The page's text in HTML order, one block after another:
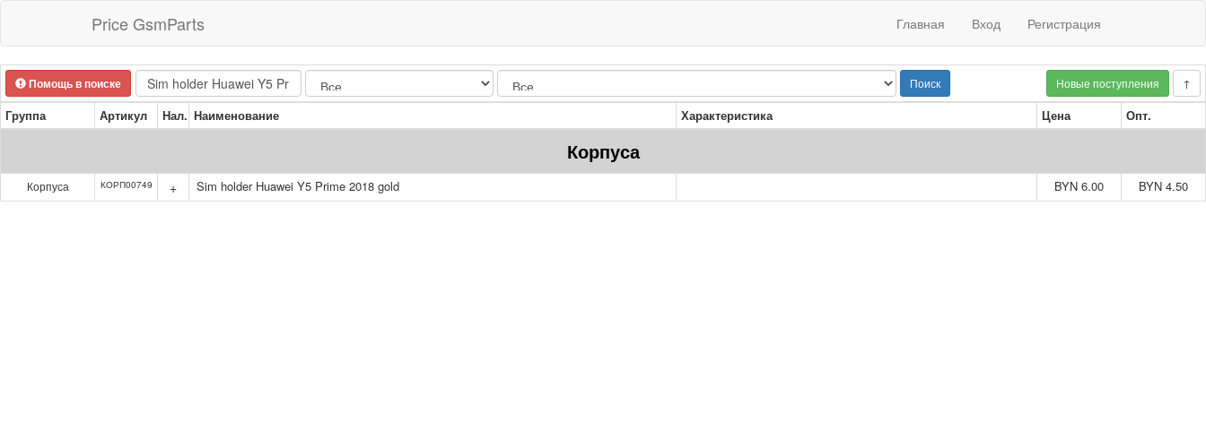
Price GsmParts Главная Вход Регистрация
Помощь в поиске Поиск Новые поступления ↑
Группа Артикул Нал. Наименование Характеристика Цена Опт.
Корпуса
Корпуса КОРП00749 + Sim holder Huawei Y5 Prime 2018 gold BYN 6.00 BYN 4.50